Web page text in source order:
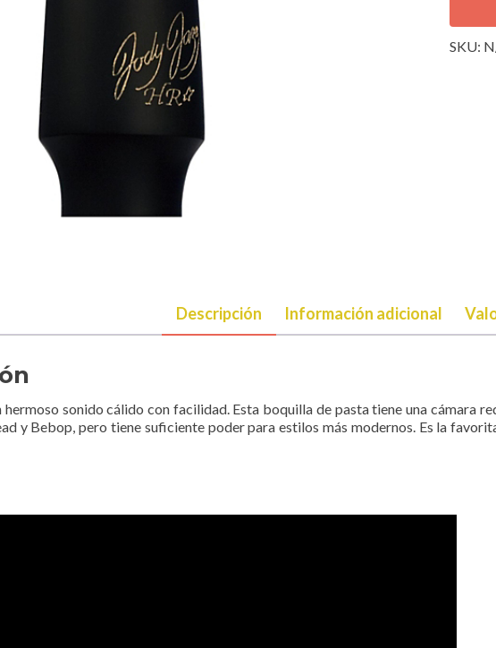
Sax
SKU:
Descripción Información adicional
hermoso sonido cálido con facilidad. Esta boquilla de pasta tiene una cámara
y Bebop, pero tiene suficiente poder para estilos más modernos. Es la